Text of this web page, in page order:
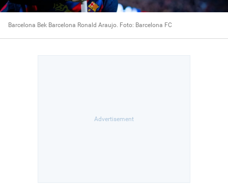
Barcelona Bek Barcelona Ronald Araujo. Foto: Barcelona FC